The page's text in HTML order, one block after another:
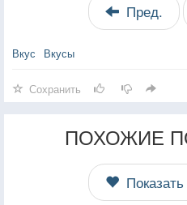
Пред.
Вкус Вкусы
Сохранить
ПОХОЖИЕ